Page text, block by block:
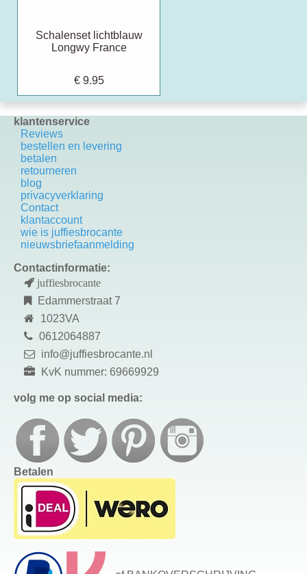
Schalenset lichtblauw
Longwy France
€ 9.95
klantenservice
Reviews
bestellen en levering
betalen
retourneren
blog
privacyverklaring
Contact
k lantaccount
wie is juffiesbrocante
nieuwsbriefaanmelding
Contactinformatie:
juffiesbrocante
Edammerstraat 7
1023VA
0612064887
info@juffiesbrocante.nl
KvK nummer: 69669929
volg me op social media:
Betalen